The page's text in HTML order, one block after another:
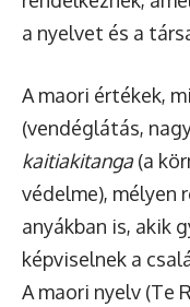
a nyelvet és a
A maori értékek,
(vendéglátás,
kaitiakitanga(a
védelme), mélyen
anyákban is, akik
képviselnek a
A maori nyelv (Te